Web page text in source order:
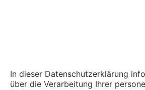
In dieser Datenschutzerklärung
über die Verarbeitung Ihrer